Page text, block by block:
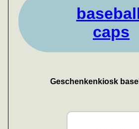
caps
Geschenkenkiosk